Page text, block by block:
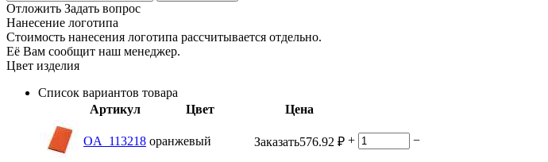
Отложить Задать вопрос
Нанесение логотипа
Стоимость нанесения логотипа рассчитывается отдельно.
Её Вам сообщит наш менеджер.
Цвет изделия
Список вариантов товара
Артикул
Цвет Цена
OA_113218 оранжевый Заказать576.92 ₽ + −